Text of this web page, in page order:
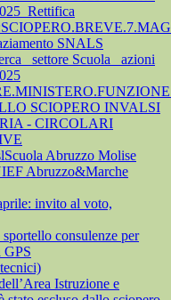
SNALS
settore Scuola_ azioni
SCIOPERO INVALSI
- CIRCOLARI
Abruzzo Molise
Abruzzo&Marche
invito al voto,
consulenze per
GPS
Istruzione e